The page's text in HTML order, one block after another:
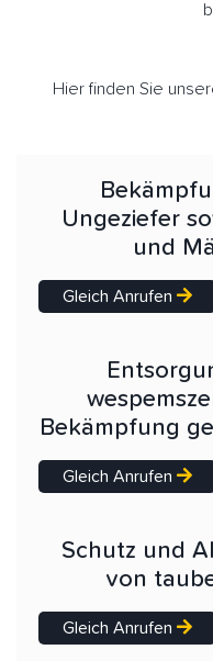
Hier finden Sie
Ungeziefer
und
Gleich Anrufen
Bekämpfung
Gleich Anrufen
Schutz und
von
Gleich Anrufen